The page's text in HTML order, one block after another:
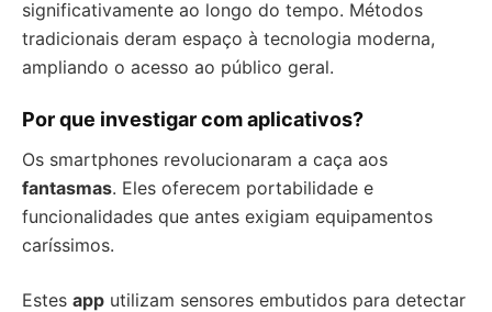
significativamente ao longo do tempo. Métodos
tradicionais deram espaço à tecnologia moderna,
ampliando o acesso ao público geral.
Por que investigar com aplicativos?
Os smartphones revolucionaram a caça aos
fantasmas. Eles oferecem portabilidade e
funcionalidades que antes exigiam equipamentos
caríssimos.
Estes app utilizam sensores embutidos para detectar